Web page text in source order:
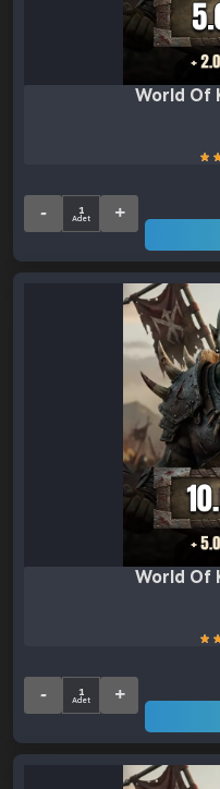
World Of
World Of